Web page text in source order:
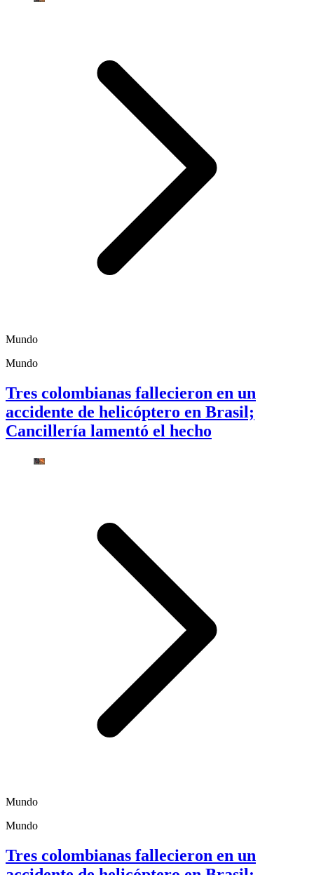
Mundo
Mundo
Tres colombianas fallecieron en un
accidente de helicóptero en Brasil;
Cancillería lamentó el hecho
Mundo
Mundo
Tres colombianas fallecieron en un